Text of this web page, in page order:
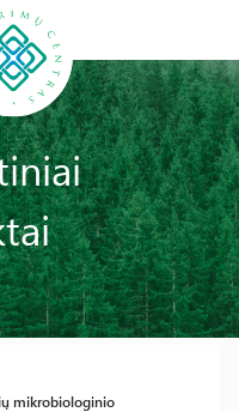
mikrobiologinio